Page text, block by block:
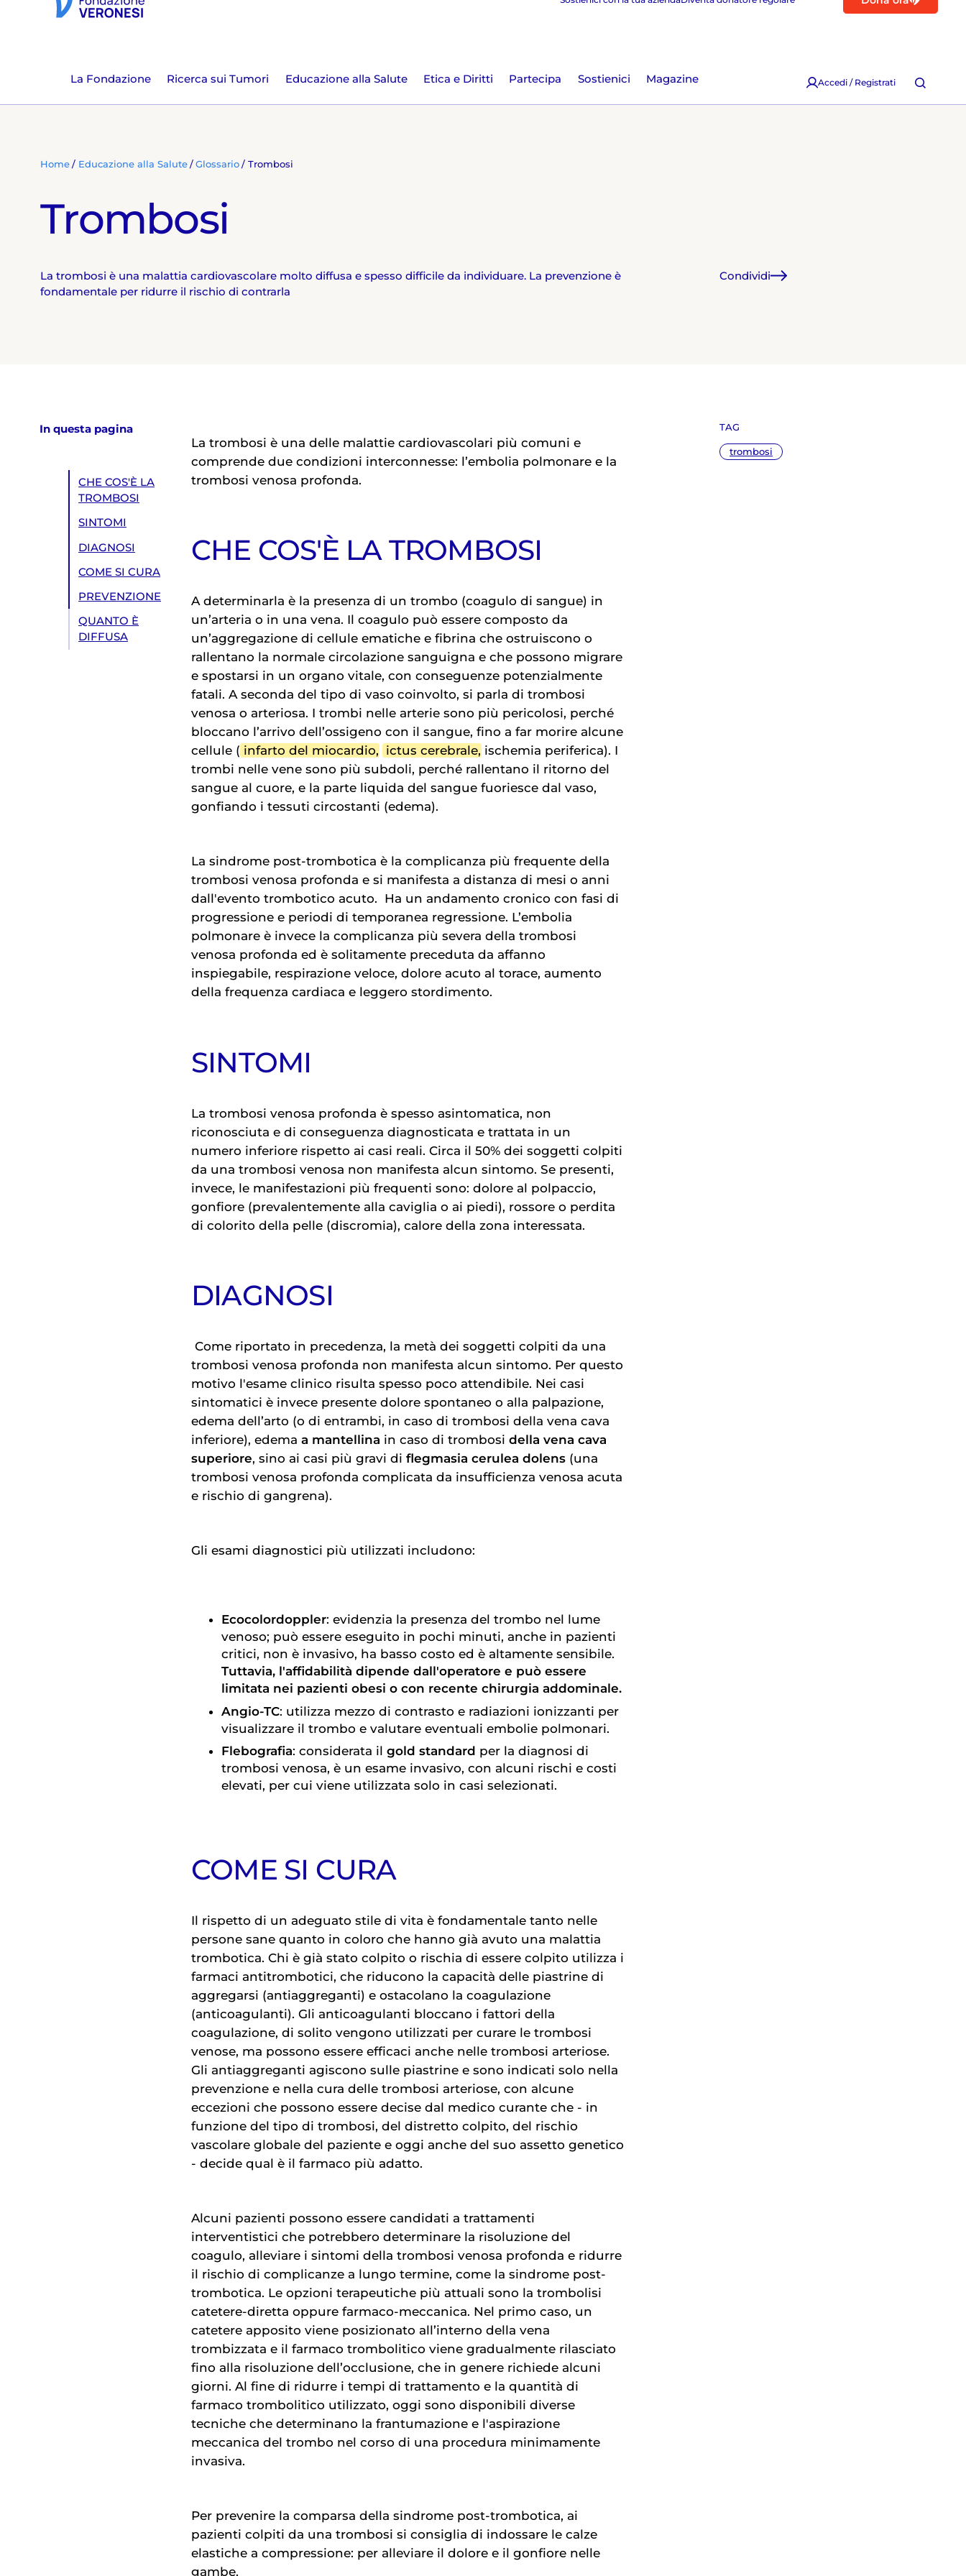
La Fondazione Ricerca sui Tumori Educazione alla Salute Etica e Diritti Partecipa Sostienici Magazine Accedi / Registrati
Home Educazione alla Salute Glossario Trombosi
Trombosi
La trombosi è una malattia cardiovascolare molto diffusa e spesso difficile da individuare. La prevenzione è
fondamentale per ridurre il rischio di contrarla
Condividi
In questa pagina
CHE COS'È LA
TROMBOSI
SINTOMI
DIAGNOSI
COME SI CURA
PREVENZIONE
QUANTO È
DIFFUSA
TAG
trombosi
La trombosi è una delle malattie cardiovascolari più comuni e
comprende due condizioni interconnesse: l’embolia polmonare e la
trombosi venosa profonda.
CHE COS'È LA TROMBOSI
A determinarla è la presenza di un trombo (coagulo di sangue) in
un’arteria o in una vena. Il coagulo può essere composto da
un’aggregazione di cellule ematiche e fibrina che ostruiscono o
rallentano la normale circolazione sanguigna e che possono migrare
e spostarsi in un organo vitale, con conseguenze potenzialmente
fatali. A seconda del tipo di vaso coinvolto, si parla di trombosi
venosa o arteriosa. I trombi nelle arterie sono più pericolosi, perché
bloccano l’arrivo dell’ossigeno con il sangue, fino a far morire alcune
cellule ( infarto del miocardio, ictus cerebrale, ischemia periferica). I
trombi nelle vene sono più subdoli, perché rallentano il ritorno del
sangue al cuore, e la parte liquida del sangue fuoriesce dal vaso,
gonfiando i tessuti circostanti (edema).
La sindrome post-trombotica è la complicanza più frequente della
trombosi venosa profonda e si manifesta a distanza di mesi o anni
dall'evento trombotico acuto. Ha un andamento cronico con fasi di
progressione e periodi di temporanea regressione. L’embolia
polmonare è invece la complicanza più severa della trombosi
venosa profonda ed è solitamente preceduta da affanno
inspiegabile, respirazione veloce, dolore acuto al torace, aumento
della frequenza cardiaca e leggero stordimento.
SINTOMI
La trombosi venosa profonda è spesso asintomatica, non
riconosciuta e di conseguenza diagnosticata e trattata in un
numero inferiore rispetto ai casi reali. Circa il 50% dei soggetti colpiti
da una trombosi venosa non manifesta alcun sintomo. Se presenti,
invece, le manifestazioni più frequenti sono: dolore al polpaccio,
gonfiore (prevalentemente alla caviglia o ai piedi), rossore o perdita
di colorito della pelle (discromia), calore della zona interessata.
DIAGNOSI
Come riportato in precedenza, la metà dei soggetti colpiti da una
trombosi venosa profonda non manifesta alcun sintomo. Per questo
motivo l'esame clinico risulta spesso poco attendibile. Nei casi
sintomatici è invece presente dolore spontaneo o alla palpazione,
edema dell’arto (o di entrambi, in caso di trombosi della vena cava
inferiore), edema a mantellina in caso di trombosi della vena cava
superiore, sino ai casi più gravi di flegmasia cerulea dolens (una
trombosi venosa profonda complicata da insufficienza venosa acuta
e rischio di gangrena).
Gli esami diagnostici più utilizzati includono:
Ecocolordoppler: evidenzia la presenza del trombo nel lume
venoso; può essere eseguito in pochi minuti, anche in pazienti
critici, non è invasivo, ha basso costo ed è altamente sensibile.
Tuttavia, l'affidabilità dipende dall'operatore e può essere
limitata nei pazienti obesi o con recente chirurgia addominale.
Angio-TC: utilizza mezzo di contrasto e radiazioni ionizzanti per
visualizzare il trombo e valutare eventuali embolie polmonari.
Flebografia: considerata il gold standard per la diagnosi di
trombosi venosa, è un esame invasivo, con alcuni rischi e costi
elevati, per cui viene utilizzata solo in casi selezionati.
COME SI CURA
Il rispetto di un adeguato stile di vita è fondamentale tanto nelle
persone sane quanto in coloro che hanno già avuto una malattia
trombotica. Chi è già stato colpito o rischia di essere colpito utilizza i
farmaci antitrombotici, che riducono la capacità delle piastrine di
aggregarsi (antiaggreganti) e ostacolano la coagulazione
(anticoagulanti). Gli anticoagulanti bloccano i fattori della
coagulazione, di solito vengono utilizzati per curare le trombosi
venose, ma possono essere efficaci anche nelle trombosi arteriose.
Gli antiaggreganti agiscono sulle piastrine e sono indicati solo nella
prevenzione e nella cura delle trombosi arteriose, con alcune
eccezioni che possono essere decise dal medico curante che - in
funzione del tipo di trombosi, del distretto colpito, del rischio
vascolare globale del paziente e oggi anche del suo assetto genetico
- decide qual è il farmaco più adatto.
Alcuni pazienti possono essere candidati a trattamenti
interventistici che potrebbero determinare la risoluzione del
coagulo, alleviare i sintomi della trombosi venosa profonda e ridurre
il rischio di complicanze a lungo termine, come la sindrome post-
trombotica. Le opzioni terapeutiche più attuali sono la trombolisi
catetere-diretta oppure farmaco-meccanica. Nel primo caso, un
catetere apposito viene posizionato all’interno della vena
trombizzata e il farmaco trombolitico viene gradualmente rilasciato
fino alla risoluzione dell’occlusione, che in genere richiede alcuni
giorni. Al fine di ridurre i tempi di trattamento e la quantità di
farmaco trombolitico utilizzato, oggi sono disponibili diverse
tecniche che determinano la frantumazione e l'aspirazione
meccanica del trombo nel corso di una procedura minimamente
invasiva.
Per prevenire la comparsa della sindrome post-trombotica, ai
pazienti colpiti da una trombosi si consiglia di indossare le calze
elastiche a compressione: per alleviare il dolore e il gonfiore nelle
gambe.